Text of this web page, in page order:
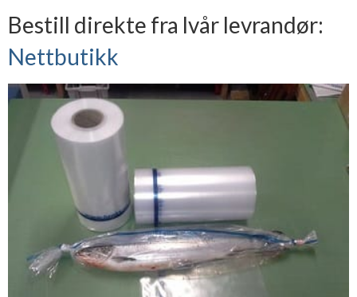
Historier og fortellinger
Shoppen vår
Våre bilder
Laksebilder
Over 20 +
Fra storlaksklubben
Vår YouTube-kanal
våre filmer
Bestill direkte fra lvår levrandør:
Nettbutikk